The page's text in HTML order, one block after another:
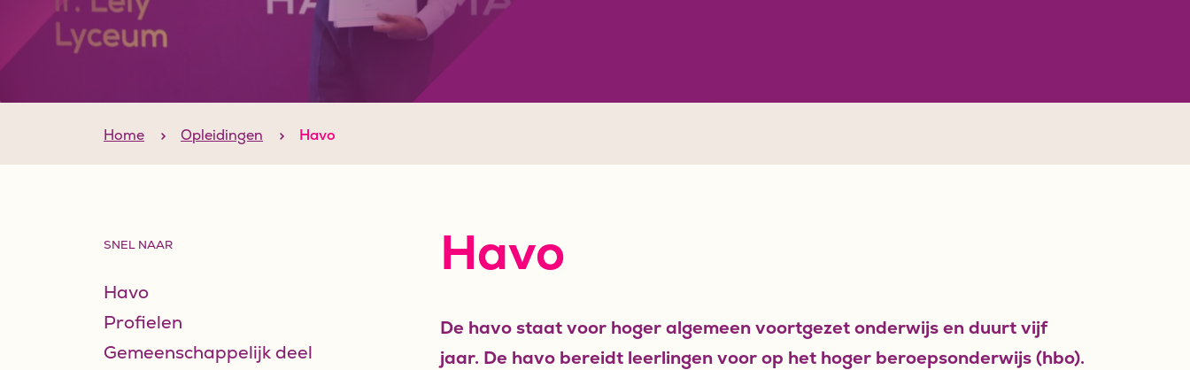
Home Opleidingen Havo
SNEL NAAR
Havo
Profielen
Gemeenschappelijk deel
Havo
De havo staat voor hoger algemeen voortgezet onderwijs en duurt vijf
jaar. De havo bereidt leerlingen voor op het hoger beroepsonderwijs (hbo).